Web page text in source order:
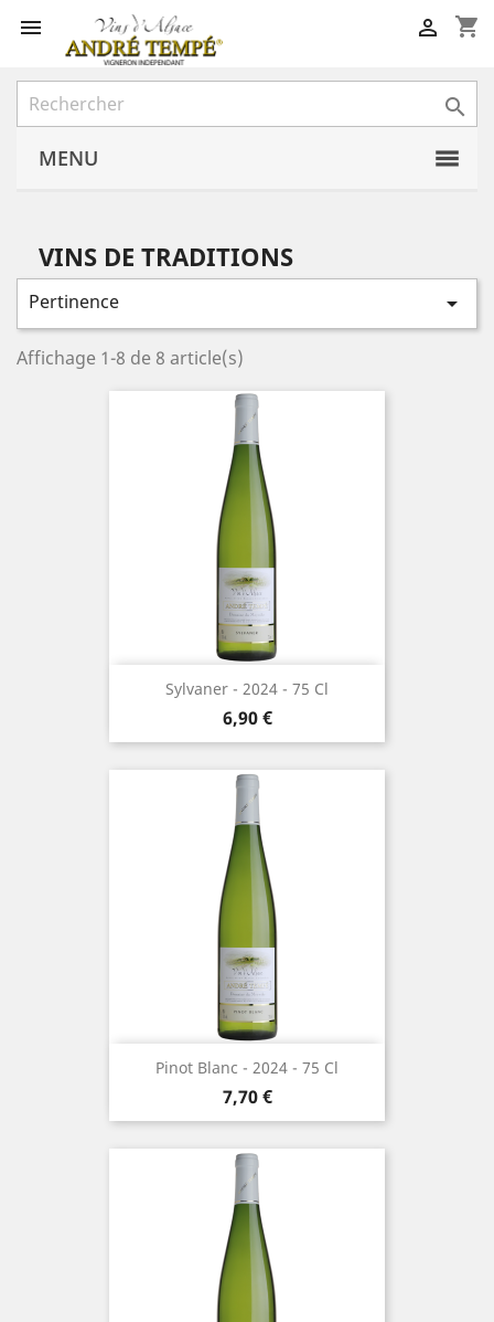
 shopping_cart


MENU
VINS DE TRADITIONS
Pertinence 
Affichage 1-8 de 8 article(s)
Sylvaner - 2024 - 75 Cl
Prix
6,90 €
Pinot Blanc - 2024 - 75 Cl
Prix
7,70 €